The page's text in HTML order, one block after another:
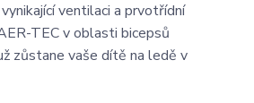
ventilaci a prvotřídní
TEC v oblasti bicepsů
zůstane vaše dítě na ledě v